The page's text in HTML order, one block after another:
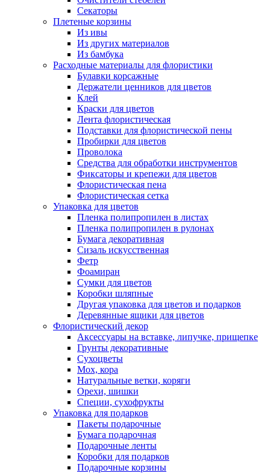
Секаторы
Плетеные корзины
Из ивы
Из других материалов
Из бамбука
Расходные материалы для флористики
Булавки корсажные
Держатели ценников для цветов
Клей
Краски для цветов
Лента флористическая
Подставки для флористической пены
Пробирки для цветов
Проволока
Средства для обработки инструментов
Фиксаторы и крепежи для цветов
Флористическая пена
Флористическая сетка
Упаковка для цветов
Пленка полипропилен в листах
Пленка полипропилен в рулонах
Бумага декоративная
Сизаль искусственная
Фетр
Фоамиран
Сумки для цветов
Коробки шляпные
Другая упаковка для цветов и подарков
Деревянные ящики для цветов
Флористический декор
Аксессуары на вставке, липучке, прищепке
Грунты декоративные
Сухоцветы
Мох, кора
Натуральные ветки, коряги
Орехи, шишки
Специи, сухофрукты
Упаковка для подарков
Пакеты подарочные
Бумага подарочная
Подарочные ленты
Коробки для подарков
Подарочные корзины